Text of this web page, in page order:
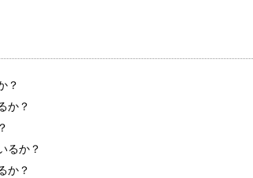
？
か？
るか？
か？